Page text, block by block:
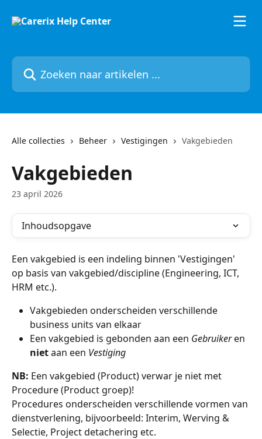
Zoeken naar artikelen ...
Alle collecties Beheer Vestigingen Vakgebieden
Vakgebieden
23 april 2026
Inhoudsopgave
Een vakgebied is een indeling binnen 'Vestigingen'
op basis van vakgebied/discipline (Engineering, ICT,
HRM etc.).
Vakgebieden onderscheiden verschillende
business units van elkaar
Een vakgebied is gebonden aan een Gebruiker en
niet aan een Vestiging
NB: Een vakgebied (Product) verwar je niet met
Procedure (Product groep)!
Procedures onderscheiden verschillende vormen van
dienstverlening, bijvoorbeeld: Interim, Werving &
Selectie, Project detachering etc.